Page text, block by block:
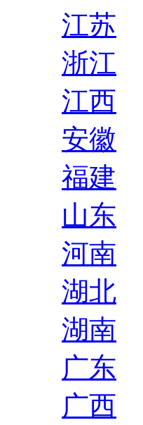
江苏
浙江
江西
安徽
福建
山东
河南
湖北
湖南
广东
广西